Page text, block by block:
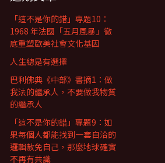
「這不是你的錯」專題10：
1968 年法國「五月風暴」徹
底重塑歐美社會文化基因
人生總是有選擇
巴利佛典《中部》書摘1：做
我法的繼承人，不要做我物質
的繼承人
「這不是你的錯」專題9：如
果每個人都能找到一套自洽的
邏輯赦免自己，那麼地球確實
不再有共識